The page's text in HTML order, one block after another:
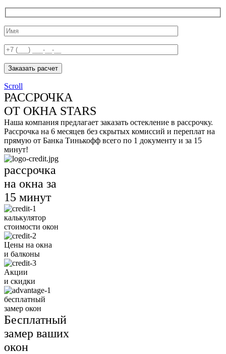
Заказать расчет
Scroll
РАССРОЧКА
ОТ ОКНА STARS
Наша компания предлагает заказать остекление в рассрочку.
Рассрочка на 6 месяцев без скрытых комиссий и переплат на
прямую от Банка Тинькофф всего по 1 документу и за 15
минут!
рассрочка
на окна за
15 минут
калькулятор
стоимости окон
Цены на окна
и балконы
Акции
и скидки
бесплатный
замер окон
Бесплатный
замер ваших
окон